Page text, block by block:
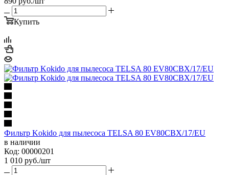
Купить
Фильтр Kokido для пылесоса TELSA 80 EV80CBX/17/EU
в наличии
Код: 00000201
1 010 руб./шт